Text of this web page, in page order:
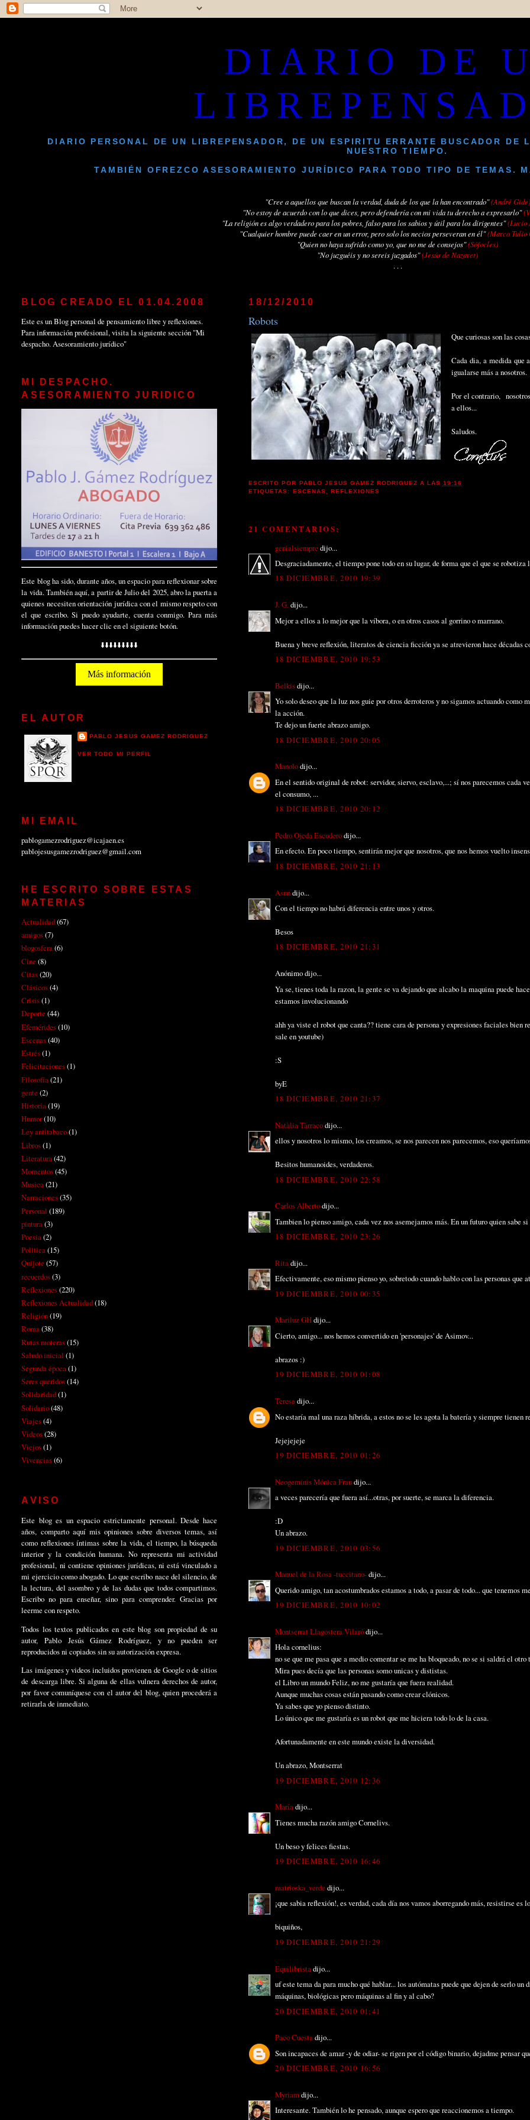
DIARIO DE
DIARIO PERSONAL DE UN LIBREPENSADOR, DE UN ESPIRITU ERRANTE BUSCADOR DE
NUESTRO TIEMPO.
TAMBIÉN OFREZCO ASESORAMIENTO JURÍDICO PARA TODO TIPO DE TEMAS.
"Cree a aquellos que buscan la verdad, duda de los que la han encontrado"(André Gide)
"No estoy de acuerdo con lo que dices, pero defendería con mi vida tu derecho a expresarlo"
"La religión es algo verdadero para los pobres, falso para los sabios y útil para los dirigentes"(Lucio
"Cualquier hombre puede caer en un error, pero solo los necios perseveran en él"(Marco Tulio
"Quien no haya sufrido como yo, que no me de consejos"(Sófocles)
"No juzguéis y no sereis juzgados"(Jesús de Nazaret)
. . .
18/12/2010
Robots
Que curiosas son las
Cada dia, a medida que
igualarse más a nosotros.
Por el contrario,
a ellos...
Saludos.
ESCRITO POR PABLO JESUS GAMEZ RODRIGUEZ A LAS 19:16
ETIQUETAS: ESCENAS REFLEXIONES
21 COMENTARIOS:
genialsiempre dijo...
Desgraciadamente, el tiempo pone todo en su lugar, de forma que el que se robotiza
18 DICIEMBRE, 2010 19:39
J. G.dijo...
Mejor a ellos a lo mejor que la víbora, o en otros casos al gorrino o marrano.
Buena y breve reflexión, literatos de ciencia ficción ya se atrevieron hace décadas
18 DICIEMBRE, 2010 19:53
Belkisdijo...
Yo solo deseo que la luz nos guie por otros derroteros y no sigamos actuando
la acción.
Te dejo un fuerte abrazo amigo.
18 DICIEMBRE, 2010 20:05
Manolodijo...
En el sentido original de robot: servidor, siervo, esclavo,...; sí nos parecemos cada
el consumo, ...
18 DICIEMBRE, 2010 20:12
Pedro Ojeda Escuderodijo...
En efecto. En poco tiempo, sentirán mejor que nosotros, que nos hemos vuelto
18 DICIEMBRE, 2010 21:13
Asundijo...
Con el tiempo no habrá diferencia entre unos y otros.
Besos
18 DICIEMBRE, 2010 21:31
Anónimo dijo...
Ya se, tienes toda la razon, la gente se va dejando que alcabo la maquina puede
estamos involucionando
ahh ya viste el robot que canta?? tiene cara de persona y expresiones faciales
sale en youtube)
:S
byE
18 DICIEMBRE, 2010 21:37
Natàlia Tàrracodijo...
ellos y nosotros lo mismo, los creamos, se nos parecen nos parecemos, eso
Besitos humanoides, verdaderos.
18 DICIEMBRE, 2010 22:58
Carlos Albertodijo...
Tambien lo pienso amigo, cada vez nos asemejamos más. En un futuro quien sabe
18 DICIEMBRE, 2010 23:26
Ritadijo...
Efectivamente, eso mismo pienso yo, sobretodo cuando hablo con las personas que
19 DICIEMBRE, 2010 00:35
Mariluz GHdijo...
Cierto, amigo... nos hemos convertido en 'personajes' de Asimov...
abrazos :)
19 DICIEMBRE, 2010 01:08
Teresadijo...
No estaría mal una raza híbrida, a estos no se les agota la batería y siempre tienen
Jejejejeje
19 DICIEMBRE, 2010 01:26
Neogeminis Mónica Fraudijo...
a veces parecería que fuera así...otras, por suerte, se marca la diferencia.
:D
Un abrazo.
19 DICIEMBRE, 2010 03:56
Manuel de la Rosa -tuccitano-dijo...
Querido amigo, tan acostumbrados estamos a todo, a pasar de todo... que tenemos
19 DICIEMBRE, 2010 10:02
Montserrat Llagostera Vilaródijo...
Hola cornelius:
no se que me pasa que a medio comentar se me ha bloqueado, no se si saldrá el
Mira pues decía que las personas somo unicas y dististas.
el Libro un mundo Feliz, no me gustaría que fuera realidad.
Aunque muchas cosas están pasando como crear clónicos.
Ya sabes que yo pienso distinto.
Lo único que me gustaría es un robot que me hiciera todo lo de la casa.
Afortunadamente en este mundo existe la diversidad.
Un abrazo, Montserrat
19 DICIEMBRE, 2010 12:36
Maríadijo...
Tienes mucha razón amigo Cornelivs.
Un beso y felices fiestas.
19 DICIEMBRE, 2010 16:46
matrioska_verde dijo...
¡que sabia reflexión!, es verdad, cada día nos vamos aborregando más, resistirse
biquiños,
19 DICIEMBRE, 2010 21:29
Equilibristadijo...
uf este tema da para mucho qué hablar... los autómatas puede que dejen de serlo
máquinas, biológicas pero máquinas al fin y al cabo?
20 DICIEMBRE, 2010 01:41
Paco Cuestadijo...
Son incapaces de amar -y de odiar- se rigen por el código binario, dejadme pensar
20 DICIEMBRE, 2010 16:56
Myriamdijo...
Interesante. También lo he pensado, aunque espero que reaccionemos a tiempo.
BLOG CREADO EL 01.04.2008
Este es un Blog personal de pensamiento libre y reflexiones.
Para información profesional, visita la siguiente sección "Mi
despacho. Asesoramiento jurídico"
MI DESPACHO.
ASESORAMIENTO JURIDICO
Este blog ha sido, durante años, un espacio para reflexionar sobre
la vida. También aquí, a partir de Julio del 2025, abro la puerta a
quienes necesiten orientación jurídica con el mismo respeto con
el que escribo. Si puedo ayudarte, cuenta conmigo. Para más
información puedes hacer clic en el siguiente botón.
⬇️⬇️⬇️⬇️⬇️⬇️⬇️⬇️⬇️
Más información
EL AUTOR
PABLO JESUS GAMEZ RODRIGUEZ
VER TODO MI PERFIL
MI EMAIL
pablogamezrodriguez@icajaen.es
pablojesusgamezrodriguez@gmail.com
HE ESCRITO SOBRE ESTAS
MATERIAS
Actualidad(67)
amigos(7)
blogosfera(6)
Cine (8)
Citas(20)
Clásicos(4)
Crisis(1)
Deporte (44)
Efemérides(10)
Escenas(40)
Estrés(1)
Felicitaciones(1)
Filosofía (21)
gente (2)
Historia(19)
Humor(10)
Ley antitabaco(1)
Libros(1)
Literatura(42)
Momentos(45)
Musica(21)
Narraciones(35)
Personal (189)
pintura(3)
Poesia(2)
Politica(15)
Quijote (57)
recuerdos(3)
Reflexiones(220)
Reflexiones Actualidad(18)
Religión(19)
Roma(38)
Rutas moteras(15)
Saludo inicial (1)
Segunda época(1)
Seres queridos(14)
Solidaridad(1)
Solidario(48)
Viajes(4)
Videos(28)
Viejos(1)
Vivencias(6)
AVISO
Este blog es un espacio estrictamente personal. Desde hace
años, comparto aquí mis opiniones sobre diversos temas, así
como reflexiones íntimas sobre la vida, el tiempo, la búsqueda
interior y la condición humana. No representa mi actividad
profesional, ni contiene opiniones jurídicas, ni está vinculado a
mi ejercicio como abogado. Lo que escribo nace del silencio, de
la lectura, del asombro y de las dudas que todos compartimos.
Escribo no para enseñar, sino para comprender. Gracias por
leerme con respeto.
Todos los textos publicados en este blog son propiedad de su
autor, Pablo Jesús Gámez Rodríguez, y no pueden ser
reproducidos ni copiados sin su autorización expresa.
Las imágenes y videos incluidos provienen de Google o de sitios
de descarga libre. Si alguna de ellas vulnera derechos de autor,
por favor comuníquese con el autor del blog, quien procederá a
retirarla de inmediato.